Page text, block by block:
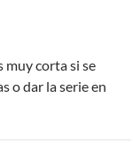
muy corta si se
o dar la serie en